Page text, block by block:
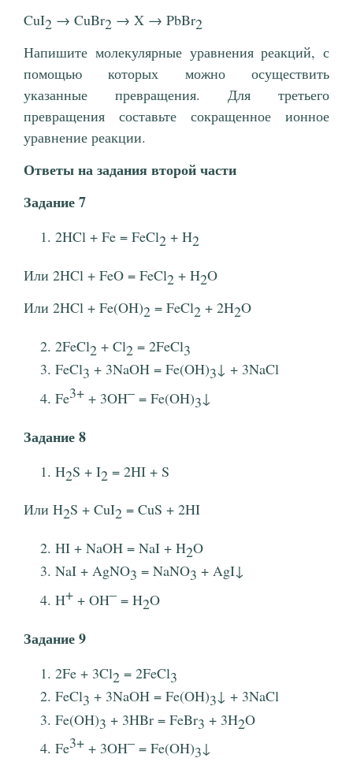
CuI2 → CuBr2 → X → PbBr2
Напишите молекулярные уравнения реакций, с
помощью которых можно осуществить
указанные превращения. Для третьего
превращения составьте сокращенное ионное
уравнение реакции.
Ответы на задания второй части
Задание 7
2HCl + Fe = FeCl2 + H2
Или 2HCl + FeO = FeCl2 + H2O
Или 2HCl + Fe(OH)2 = FeCl2 + 2H2O
2FeCl2 + Cl2 = 2FeCl3
FeCl3 + 3NaOH = Fe(OH)3↓ + 3NaCl
Fe3+ + 3OH‒ = Fe(OH)3↓
Задание 8
H2S + I2 = 2HI + S
Или H2S + CuI2 = CuS + 2HI
HI + NaOH = NaI + H2O
NaI + AgNO3 = NaNO3 + AgI↓
H+ + OH‒ = H2O
Задание 9
2Fe + 3Cl2 = 2FeCl3
FeCl3 + 3NaOH = Fe(OH)3↓ + 3NaCl
Fe(OH)3 + 3HBr = FeBr3 + 3H2O
Fe3+ + 3OH‒ = Fe(OH)3↓